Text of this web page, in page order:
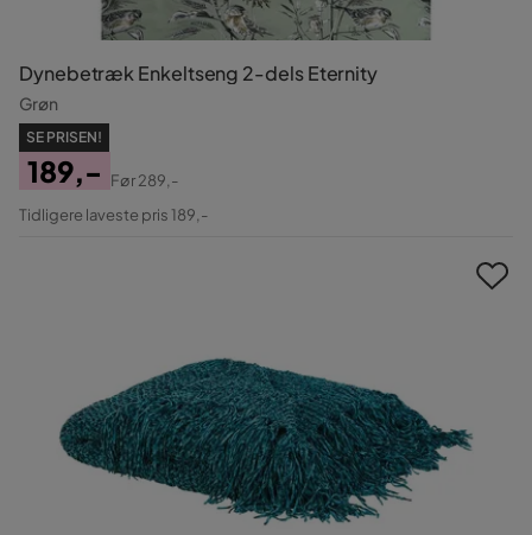
Dynebetræk Enkeltseng 2-dels Eternity
Grøn
SE PRISEN!
Pris
189,-
Original
Før289,-
Tidligere laveste pris 189,-